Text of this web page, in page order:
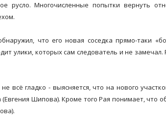
русло. Многочисленные попытки вернуть
что его новая соседка прямо-таки
улики, которых сам следователь и не
всё гладко - выясняется, что на нового
(Евгения Шипова). Кроме того Рая понимает, что